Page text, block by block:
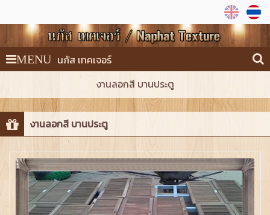
MENU นภัส เทคเจอร์
งานลอกสี บานประตู
งานลอกสี บานประตู